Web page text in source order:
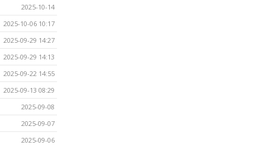
2025-10-14
2025-10-06 10:17
2025-09-29 14:27
2025-09-29 14:13
2025-09-22 14:55
2025-09-13 08:29
2025-09-08
2025-09-07
2025-09-06